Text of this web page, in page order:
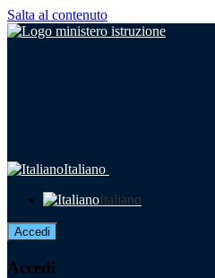
Salta al contenuto
Italiano
Italiano
Accedi
Accedi